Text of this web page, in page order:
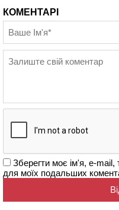
КОМЕНТАРІ
Зберегти моє ім'я, e-mail,
для моїх подальших